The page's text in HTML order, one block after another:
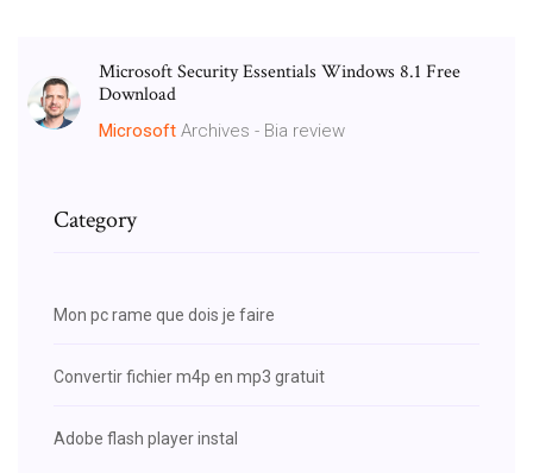
Microsoft Security Essentials Windows 8.1 Free
Download
Microsoft Archives - Bia review
Category
Mon pc rame que dois je faire
Convertir fichier m4p en mp3 gratuit
Adobe flash player instal